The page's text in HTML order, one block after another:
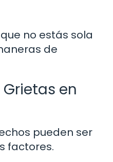
no estás sola
de
en
pueden ser
factores.